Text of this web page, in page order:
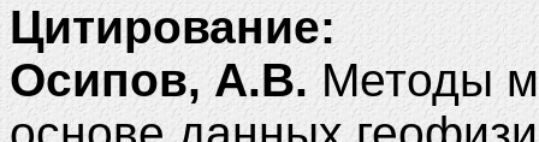
Цитирование:
Осипов, А.В.Методы